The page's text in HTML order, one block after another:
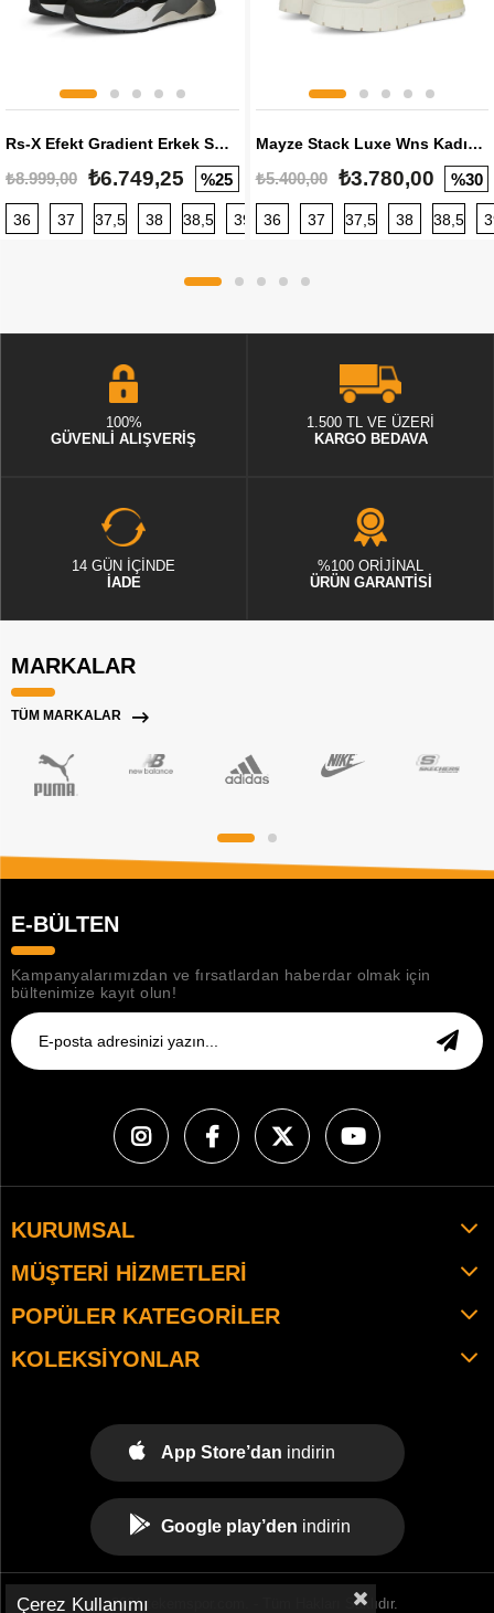
Rs-X Efekt Gradient Erkek Sneaker
₺8.999,00 ₺6.749,25 %25
36 37 37,5 38 38,5 39 40 40,5 41 42 42,5
Mayze Stack Luxe Wns Kadın Sneaker
₺5.400,00 ₺3.780,00 %30
36 37 37,5 38 38,5
100%
GÜVENLİ ALIŞVERİŞ
1.500 TL VE ÜZERİ
KARGO BEDAVA
14 GÜN İÇİNDE
İADE
%100 ORİJİNAL
ÜRÜN GARANTİSİ
MARKALAR
TÜM MARKALAR
E-BÜLTEN
Kampanyalarımızdan ve fırsatlardan haberdar olmak için
bültenimize kayıt olun!
KURUMSAL
MÜŞTERI HIZMETLERI
POPÜLER KATEGORILER
KOLEKSIYONLAR
App Store’dan indirin
Google play’den indirin
© 2021 tekemspor.com. - Tüm Hakları Saklıdır.
Çerez Kullanımı